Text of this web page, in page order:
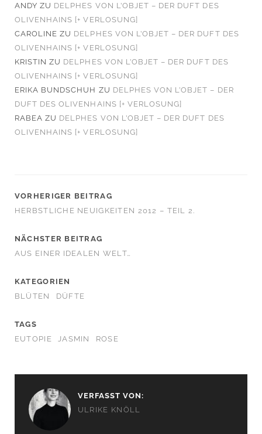
ANDY ZU DELPHES VON L’OBJET – DER DUFT DES
OLIVENHAINS [+ VERLOSUNG]
CAROLINE ZU DELPHES VON L’OBJET – DER DUFT DES
OLIVENHAINS [+ VERLOSUNG]
KRISTIN ZU DELPHES VON L’OBJET – DER DUFT DES
OLIVENHAINS [+ VERLOSUNG]
ERIKA BUNDSCHUH ZU DELPHES VON L’OBJET – DER
DUFT DES OLIVENHAINS [+ VERLOSUNG]
RABEA ZU DELPHES VON L’OBJET – DER DUFT DES
OLIVENHAINS [+ VERLOSUNG]
VORHERIGER BEITRAG
HERBSTLICHE NEUIGKEITEN 2012 – TEIL 2.
NÄCHSTER BEITRAG
AUS EINER IDEALEN WELT…
KATEGORIEN
BLÜTEN
DÜFTE
TAGS
EUTOPIE
JASMIN ROSE
VERFASST VON:
ULRIKE KNÖLL